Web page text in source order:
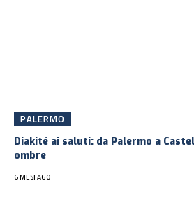
PALERMO
Diakité ai saluti: da Palermo a
ombre
6 MESI AGO